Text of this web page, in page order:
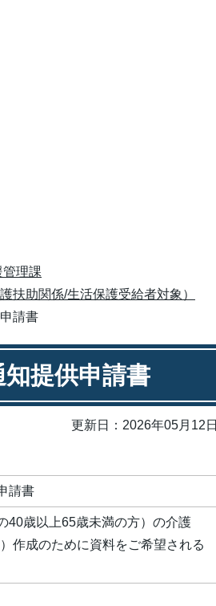
管理課
扶助関係/生活保護受給者対象）
請書
提供申請書
更新日：2026年05月12日
請書
40歳以上65歳未満の方）の介護
作成のために資料をご希望される